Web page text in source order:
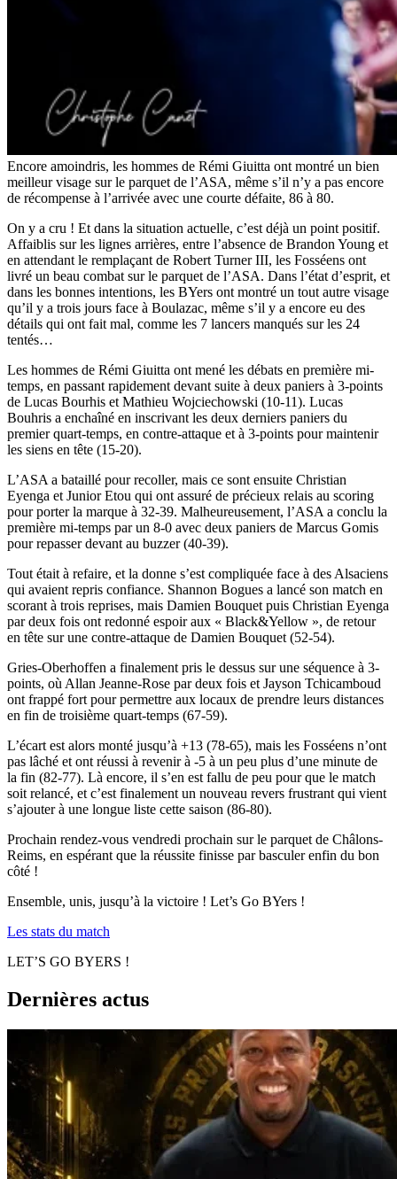
Encore amoindris, les hommes de Rémi Giuitta ont montré un bien
meilleur visage sur le parquet de l’ASA, même s’il n’y a pas encore
de récompense à l’arrivée avec une courte défaite, 86 à 80.
On y a cru ! Et dans la situation actuelle, c’est déjà un point positif.
Affaiblis sur les lignes arrières, entre l’absence de Brandon Young et
en attendant le remplaçant de Robert Turner III, les Fosséens ont
livré un beau combat sur le parquet de l’ASA. Dans l’état d’esprit, et
dans les bonnes intentions, les BYers ont montré un tout autre visage
qu’il y a trois jours face à Boulazac, même s’il y a encore eu des
détails qui ont fait mal, comme les 7 lancers manqués sur les 24
tentés…
Les hommes de Rémi Giuitta ont mené les débats en première mi-
temps, en passant rapidement devant suite à deux paniers à 3-points
de Lucas Bourhis et Mathieu Wojciechowski (10-11). Lucas
Bouhris a enchaîné en inscrivant les deux derniers paniers du
premier quart-temps, en contre-attaque et à 3-points pour maintenir
les siens en tête (15-20).
L’ASA a bataillé pour recoller, mais ce sont ensuite Christian
Eyenga et Junior Etou qui ont assuré de précieux relais au scoring
pour porter la marque à 32-39. Malheureusement, l’ASA a conclu la
première mi-temps par un 8-0 avec deux paniers de Marcus Gomis
pour repasser devant au buzzer (40-39).
Tout était à refaire, et la donne s’est compliquée face à des Alsaciens
qui avaient repris confiance. Shannon Bogues a lancé son match en
scorant à trois reprises, mais Damien Bouquet puis Christian Eyenga
par deux fois ont redonné espoir aux « Black&Yellow », de retour
en tête sur une contre-attaque de Damien Bouquet (52-54).
Gries-Oberhoffen a finalement pris le dessus sur une séquence à 3-
points, où Allan Jeanne-Rose par deux fois et Jayson Tchicamboud
ont frappé fort pour permettre aux locaux de prendre leurs distances
en fin de troisième quart-temps (67-59).
L’écart est alors monté jusqu’à +13 (78-65), mais les Fosséens n’ont
pas lâché et ont réussi à revenir à -5 à un peu plus d’une minute de
la fin (82-77). Là encore, il s’en est fallu de peu pour que le match
soit relancé, et c’est finalement un nouveau revers frustrant qui vient
s’ajouter à une longue liste cette saison (86-80).
Prochain rendez-vous vendredi prochain sur le parquet de Châlons-
Reims, en espérant que la réussite finisse par basculer enfin du bon
côté !
Ensemble, unis, jusqu’à la victoire ! Let’s Go BYers !
Les stats du match
LET’S GO BYERS !
Dernières actus